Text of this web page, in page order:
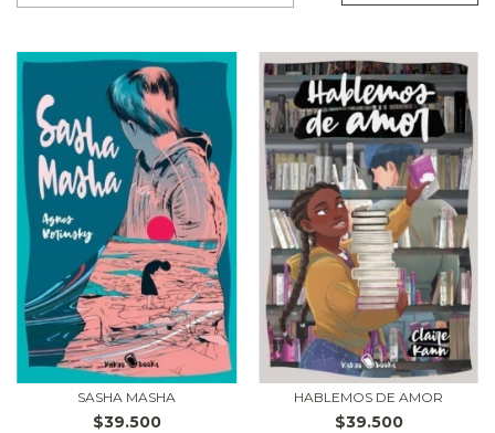
SASHA MASHA
$39.500
HABLEMOS DE AMOR
$39.500